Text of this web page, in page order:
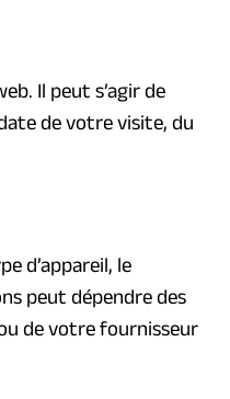
Il peut s’agir de
de votre visite, du
d’appareil, le
peut dépendre des
de votre fournisseur